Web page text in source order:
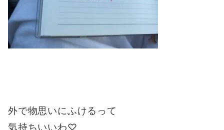
外で物思いにふけるって
気持ちいいわ♡